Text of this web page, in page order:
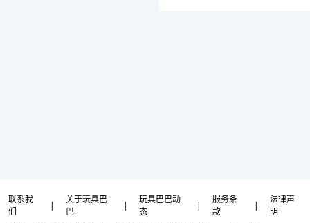
联系我
们
|
关于玩具巴
巴
|
玩具巴巴动
态
|
服务条
款
|
法律声
明